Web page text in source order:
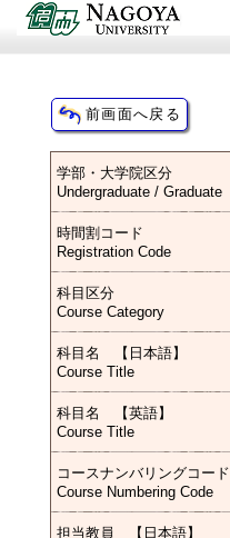
学部・大学院区分
Undergraduate / Graduate
時間割コード
Registration Code
科目区分
Course Category
科目名 【日本語】
Course Title
科目名 【英語】
Course Title
コースナンバリングコード
Course Numbering Code
担当教員 【日本語】